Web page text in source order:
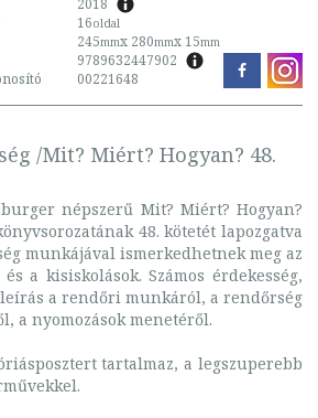
2018
16oldal
245mmx 280mmx 15mm
9789632447902
00221648
/Mit? Miért? Hogyan? 48.
népszerű Mit? Miért? Hogyan?
48. kötetét lapozgatva
munkájával ismerkedhetnek meg az
és a kisiskolások. Számos érdekesség,
a rendőri munkáról, a rendőrség
a nyomozások menetéről.
tartalmaz, a legszuperebb